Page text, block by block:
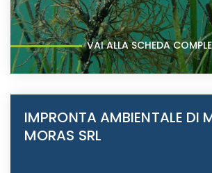
VAI ALLA SCHEDA
IMPRONTA AMBIENTALE DI
MORAS SRL